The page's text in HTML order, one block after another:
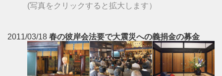
(写真をクリックすると拡大します）
2011/03/18 春の彼岸会法要で大震災への義捐金の募金